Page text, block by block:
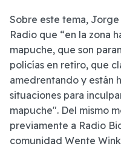
Sobre este tema,
Radio que “en la zona
mapuche, que son
policías en retiro, que
amedrentando y están
situaciones para
mapuche". Del mismo
previamente a Radio
comunidad Wente